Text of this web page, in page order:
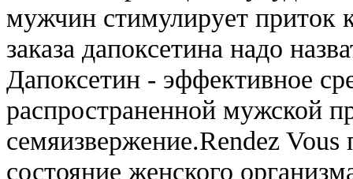
мужчин стимулирует приток
заказа дапоксетина надо
Дапоксетин - эффективное
распространенной мужской
семяизвержение.Rendez
состояние женского